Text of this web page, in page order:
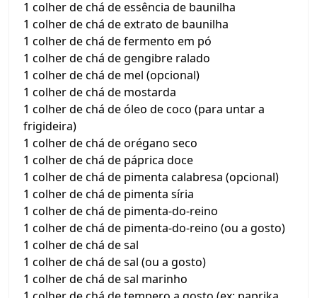
1 colher de chá de essência de baunilha
1 colher de chá de extrato de baunilha
1 colher de chá de fermento em pó
1 colher de chá de gengibre ralado
1 colher de chá de mel (opcional)
1 colher de chá de mostarda
1 colher de chá de óleo de coco (para untar a
frigideira)
1 colher de chá de orégano seco
1 colher de chá de páprica doce
1 colher de chá de pimenta calabresa (opcional)
1 colher de chá de pimenta síria
1 colher de chá de pimenta-do-reino
1 colher de chá de pimenta-do-reino (ou a gosto)
1 colher de chá de sal
1 colher de chá de sal (ou a gosto)
1 colher de chá de sal marinho